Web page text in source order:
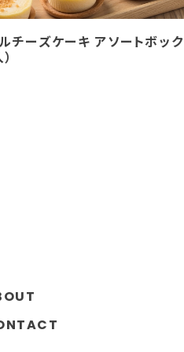
チーズケーキ アソートボック